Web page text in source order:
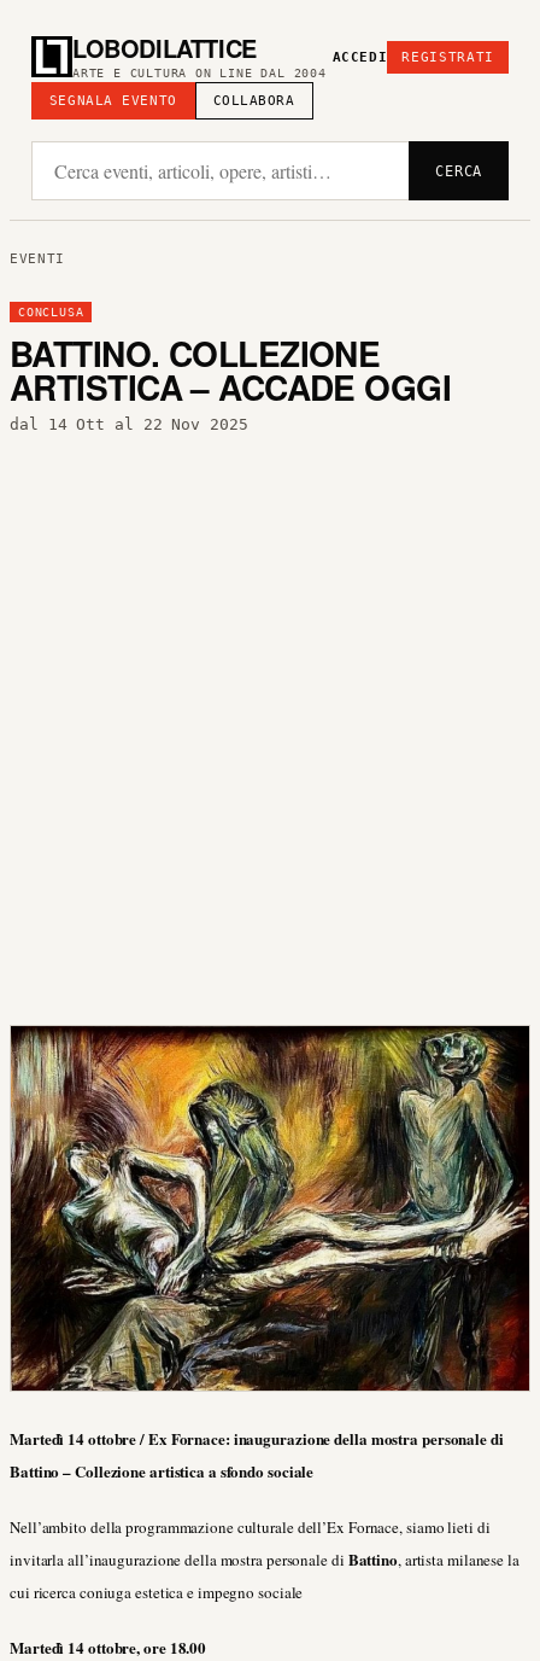
LOBODILATTICE
ARTE E CULTURA ON LINE DAL 2004
SEGNALA EVENTO COLLABORA
ACCEDI REGISTRATI
CERCA
EVENTI
CONCLUSA
BATTINO. COLLEZIONE
ARTISTICA – ACCADE OGGI
dal 14 Ott al 22 Nov 2025
Martedì 14 ottobre / Ex Fornace: inaugurazione della mostra personale di
Battino – Collezione artistica a sfondo sociale
Nell’ambito della programmazione culturale dell’Ex Fornace, siamo lieti di
invitarla all’inaugurazione della mostra personale di Battino, artista milanese la
cui ricerca coniuga estetica e impegno sociale
Martedì 14 ottobre, ore 18.00